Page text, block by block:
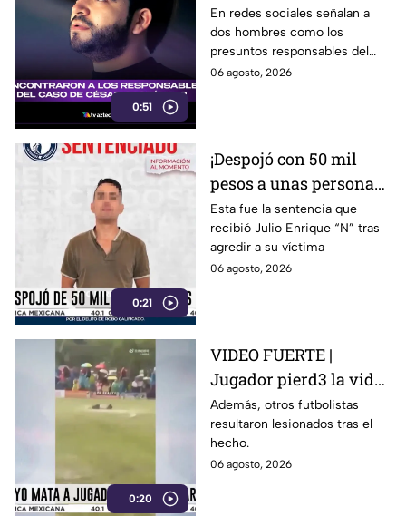
0:51
responsables del caso
de César Gastélum?
Esto sabemos
En redes sociales señalan a
dos hombres como los
presuntos responsables del
hecho.
06 agosto, 2026
0:21
¡Despojó con 50 mil
pesos a unas personas
en Irapuato! Así fue
detenido el presunto
responsable
Esta fue la sentencia que
recibió Julio Enrique “N” tras
agredir a su víctima
06 agosto, 2026
0:20
VIDEO FUERTE |
Jugador pierd3 la vid4
tras ser alcanzado por
un rayo en pleno
partido
Además, otros futbolistas
resultaron lesionados tras el
hecho.
06 agosto, 2026